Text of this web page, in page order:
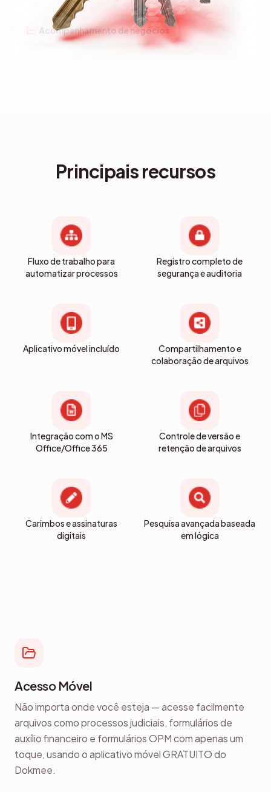
Principais recursos
Fluxo de trabalho para
automatizar processos
Registro completo de
segurança e auditoria
Aplicativo móvel incluído
Compartilhamento e
colaboração de arquivos
Integração com o MS
Office/Office 365
Controle de versão e
retenção de arquivos
Carimbos e assinaturas
digitais
Pesquisa avançada baseada
em lógica
Acesso Móvel
Não importa onde você esteja — acesse facilmente
arquivos como processos judiciais, formulários de
auxílio financeiro e formulários OPM com apenas um
toque, usando o aplicativo móvel GRATUITO do
Dokmee.